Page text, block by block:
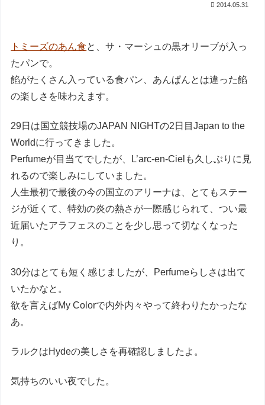
2014.05.31
トミーズのあん食と、サ・マーシュの黒オリーブが入っ
たパンで。
餡がたくさん入っている食パン、あんぱんとは違った餡
の楽しさを味わえます。
29日は国立競技場のJAPAN NIGHTの2日目Japan to the
Worldに行ってきました。
Perfumeが目当てでしたが、L’arc-en-Cielも久しぶりに見
れるので楽しみにしていました。
人生最初で最後の今の国立のアリーナは、とてもステー
ジが近くて、特効の炎の熱さが一際感じられて、つい最
近届いたアラフェスのことを少し思って切なくなった
り。
30分はとても短く感じましたが、Perfumeらしさは出て
いたかなと。
欲を言えばMy Colorで内外内々やって終わりたかったな
あ。
ラルクはHydeの美しさを再確認しましたよ。
気持ちのいい夜でした。